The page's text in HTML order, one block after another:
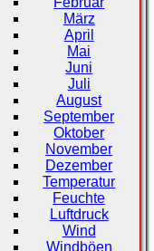
März
April
Mai
Juni
Juli
August
September
Oktober
November
Dezember
Temperatur
Feuchte
Luftdruck
Wind
Windböen